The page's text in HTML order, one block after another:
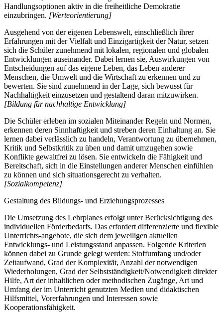
Handlungsoptionen aktiv in die freiheitliche Demokratie
einzubringen. [Werteorientierung]
Ausgehend von der eigenen Lebenswelt, einschließlich ihrer
Erfahrungen mit der Vielfalt und Einzigartigkeit der Natur, setzen
sich die Schüler zunehmend mit lokalen, regionalen und globalen
Entwicklungen auseinander. Dabei lernen sie, Auswirkungen von
Entscheidungen auf das eigene Leben, das Leben anderer
Menschen, die Umwelt und die Wirtschaft zu erkennen und zu
bewerten. Sie sind zunehmend in der Lage, sich bewusst für
Nachhaltigkeit einzusetzen und gestaltend daran mitzuwirken.
[Bildung für nachhaltige Entwicklung]
Die Schüler erleben im sozialen Miteinander Regeln und Normen,
erkennen deren Sinnhaftigkeit und streben deren Einhaltung an. Sie
lernen dabei verlässlich zu handeln, Verantwortung zu übernehmen,
Kritik und Selbstkritik zu üben und damit umzugehen sowie
Konflikte gewaltfrei zu lösen. Sie entwickeln die Fähigkeit und
Bereitschaft, sich in die Einstellungen anderer Menschen einfühlen
zu können und sich situationsgerecht zu verhalten.
[Sozialkompetenz]
Gestaltung des Bildungs- und Erziehungsprozesses
Die Umsetzung des Lehrplanes erfolgt unter Berücksichtigung des
individuellen Förderbedarfs. Das erfordert differenzierte und flexible
Unterrichts-angebote, die sich dem jeweiligen aktuellen
Entwicklungs- und Leistungsstand anpassen. Folgende Kriterien
können dabei zu Grunde gelegt werden: Stoffumfang und/oder
Zeitaufwand, Grad der Komplexität, Anzahl der notwendigen
Wiederholungen, Grad der Selbstständigkeit/Notwendigkeit direkter
Hilfe, Art der inhaltlichen oder methodischen Zugänge, Art und
Umfang der im Unterricht genutzten Medien und didaktischen
Hilfsmittel, Vorerfahrungen und Interessen sowie
Kooperationsfähigkeit.